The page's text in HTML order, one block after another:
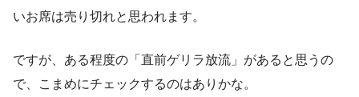
いお席は売り切れと思われます。
ですが、ある程度の「直前ゲリラ放流」があると思うの
で、こまめにチェックするのはありかな。